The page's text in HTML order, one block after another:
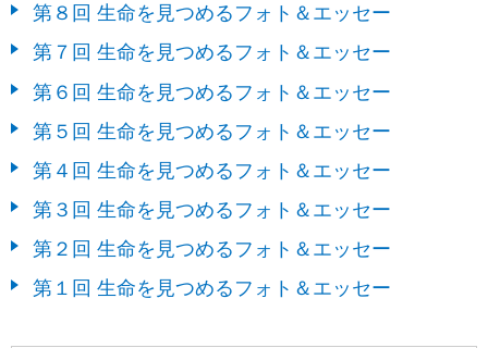
第８回 生命を見つめるフォト＆エッセー
第７回 生命を見つめるフォト＆エッセー
第６回 生命を見つめるフォト＆エッセー
第５回 生命を見つめるフォト＆エッセー
第４回 生命を見つめるフォト＆エッセー
第３回 生命を見つめるフォト＆エッセー
第２回 生命を見つめるフォト＆エッセー
第１回 生命を見つめるフォト＆エッセー